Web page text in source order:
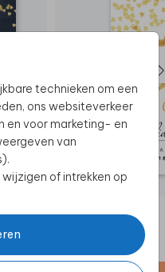
technieken om een
ons websiteverkeer
en voor marketing- en
van
of intrekken op